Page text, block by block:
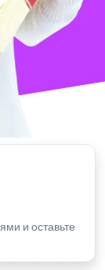
и оставьте